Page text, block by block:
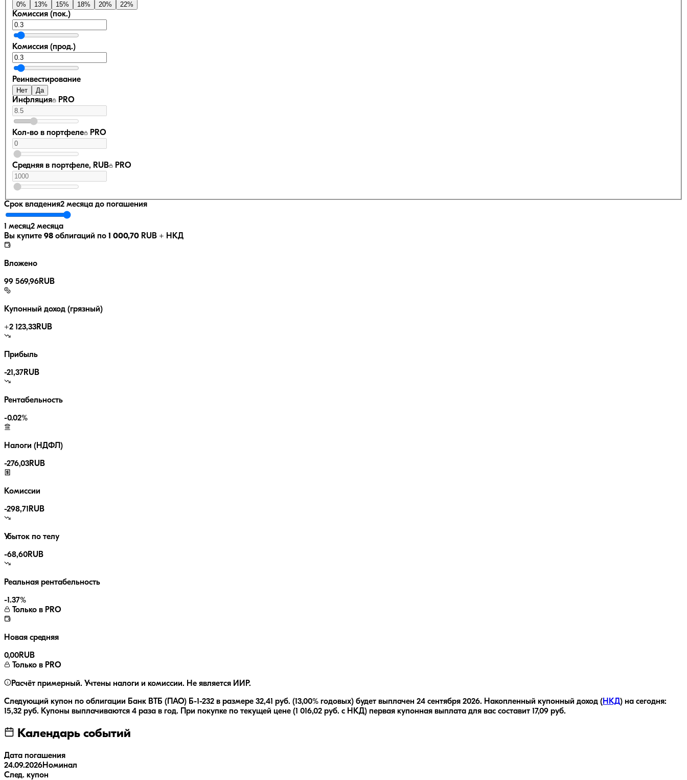
0% 13% 15% 18% 20% 22%
Комиссия (пок.)
Комиссия (прод.)
Реинвестирование
Нет Да
Инфляция PRO
Кол-во в портфеле PRO
Средняя в портфеле, RUB PRO
Срок владения2 месяца до погашения
1 месяц2 месяца
Вы купите 98 облигаций по 1 000,70 RUB + НКД
Вложено
99 569,96RUB
Купонный доход (грязный)
+2 123,33RUB
Прибыль
-21,37RUB
Рентабельность
-0.02%
Налоги (НДФЛ)
-276,03RUB
Комиссии
-298,71 RUB
Убыток по телу
-68,60RUB
Реальная рентабельность
-1.37%
Только в PRO
Новая средняя
0,00RUB
Только в PRO
Расчёт примерный. Учтены налоги и комиссии. Не является ИИР.
Следующий купон по облигации Банк ВТБ (ПАО) Б-1-232 в размере 32,41 руб. (13,00% годовых) будет выплачен 24 сентября 2026. Накопленный купонный доход ( НКД) на сегодня:
15,32 руб. Купоны выплачиваются 4 раза в год. При покупке по текущей цене (1 016,02 руб. с НКД) первая купонная выплата для вас составит 17,09 руб.
Календарь событий
Дата погашения
24.09.2026Номинал
След. купон